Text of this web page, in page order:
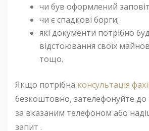
чи був оформлений
чи є спадкові борги;
які документи потрібно
відстоювання своїх
тощо.
Якщо потрібна консультація
безкоштовно, зателефонуйте до
за вказаним телефоном або
запит .